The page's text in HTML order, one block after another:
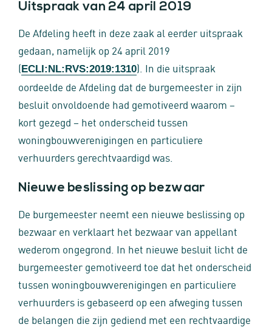
Uitspraak van 24 april 2019
De Afdeling heeft in deze zaak al eerder uitspraak
gedaan, namelijk op 24 april 2019
(ECLI:NL:RVS:2019:1310). In die uitspraak
oordeelde de Afdeling dat de burgemeester in zijn
besluit onvoldoende had gemotiveerd waarom –
kort gezegd – het onderscheid tussen
woningbouwverenigingen en particuliere
verhuurders gerechtvaardigd was.
Nieuwe beslissing op bezwaar
De burgemeester neemt een nieuwe beslissing op
bezwaar en verklaart het bezwaar van appellant
wederom ongegrond. In het nieuwe besluit licht de
burgemeester gemotiveerd toe dat het onderscheid
tussen woningbouwverenigingen en particuliere
verhuurders is gebaseerd op een afweging tussen
de belangen die zijn gediend met een rechtvaardige